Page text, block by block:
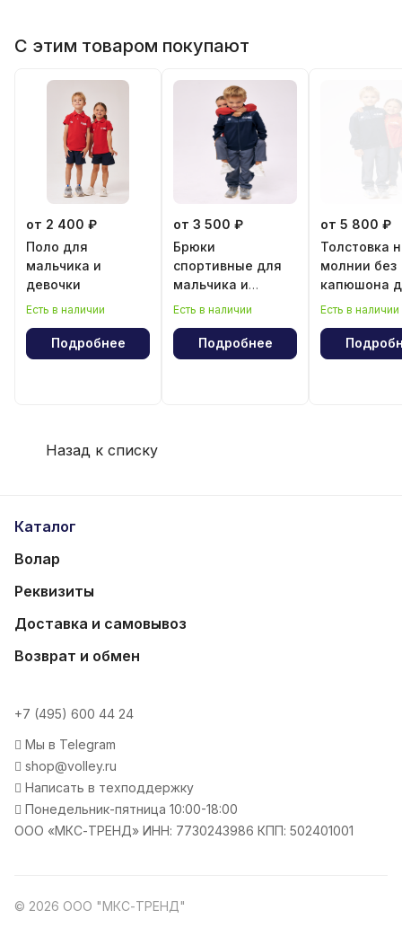
С этим товаром покупают
от 2 400 ₽
Поло для
мальчика и
девочки
Есть в наличии
Подробнее
от 3 500 ₽
Брюки
спортивные для
мальчика и
девочки
Есть в наличии
Подробнее
от 5 800 ₽
Толстовка
молнии без
капюшона
мальчика и
Есть в наличии
Назад к списку
Каталог
Волар
Реквизиты
Доставка и самовывоз
Возврат и обмен
+7 (495) 600 44 24
Мы в Telegram
shop@volley.ru
Написать в техподдержку
Понедельник-пятница 10:00-18:00
ООО «МКС-ТРЕНД» ИНН: 7730243986 КПП: 502401001
© 2026 ООО "МКС-ТРЕНД"